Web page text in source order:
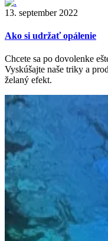
13. september 2022
Ako si udržať opálenie
Chcete sa po dovolenke
Vyskúšajte naše triky a
želaný efekt.